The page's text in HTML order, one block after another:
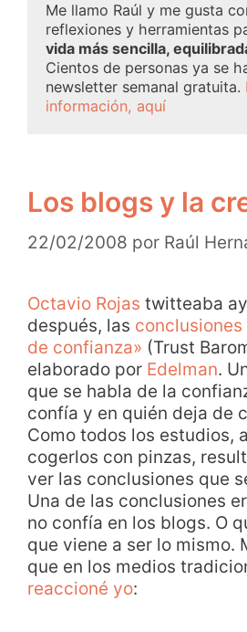
Me llamo Raúl y me gusta
reflexiones y herramientas
vida más sencilla,
Cientos de personas ya se
newsletter semanal gratuita.
información, aquí
Los blogs y la
22/02/2008 por Raúl
Octavio Rojas twitteaba
después, las
de confianza» (Trust
elaborado por Edelman.
que se habla de la
confía y en quién deja de
Como todos los estudios,
cogerlos con pinzas,
ver las conclusiones que
Una de las conclusiones
no confía en los blogs. O
que viene a ser lo mismo.
que en los medios
reaccioné yo: